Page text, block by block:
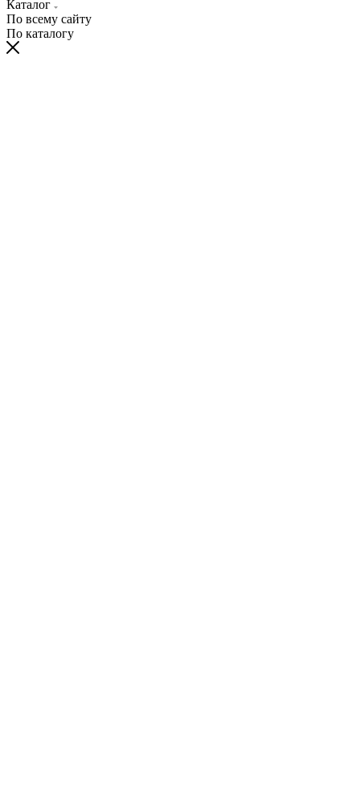
Каталог
По всему сайту
По каталогу